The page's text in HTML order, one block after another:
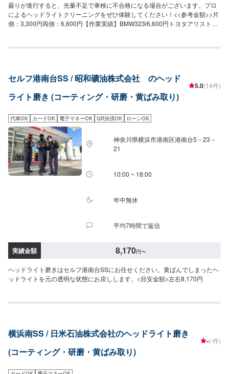
曇りが進行すると、光量不足で車検に不合格になる場合がございます。プロ
によるヘッドライトクリーニングをぜひ体験してください！<<参考金額>>片
側：3,300円両側：6,600円【作業実績】BMW323i6,600円トヨタアリスト
富な資格保持者が多数在籍>>自動車検査員が5名、二級整備士が5名、車体整
店を心よりお待ちしております！
セルフ港南台SS / 昭和礦油株式会社 のヘッド
ライト磨き (コーティング・研磨・黄ばみ取り)
5.0(14件)
代車OK カードOK 電子マネーOK QR決済OK ローンOK
神奈川県横浜市港南区港南台5－23－
21
10:00 ~ 18:00
年中無休
平均7時間で返信
実績金額 8,170円〜
ヘッドライト磨きはセルフ港南台SSにお任せください。黄ばんでしまったヘ
ッドライトを元の透明な状態にお戻しします。<目安金額>左右8,170円
横浜南SS / 日米石油株式会社のヘッドライト磨き
(コーティング・研磨・黄ばみ取り)
-(-件)